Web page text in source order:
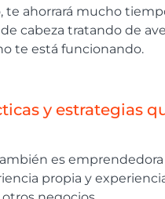
te ahorrará mucho
cabeza tratando de
te está funcionando.
y estrategias
es emprendedora
propia y